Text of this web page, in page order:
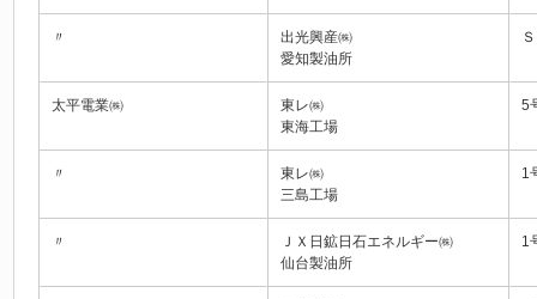
〃
出光興産㈱
愛知製油所
太平電業㈱
東レ㈱
東海工場
5
〃
東レ㈱
三島工場
1
〃
ＪＸ日鉱日石エネルギー㈱
仙台製油所
1